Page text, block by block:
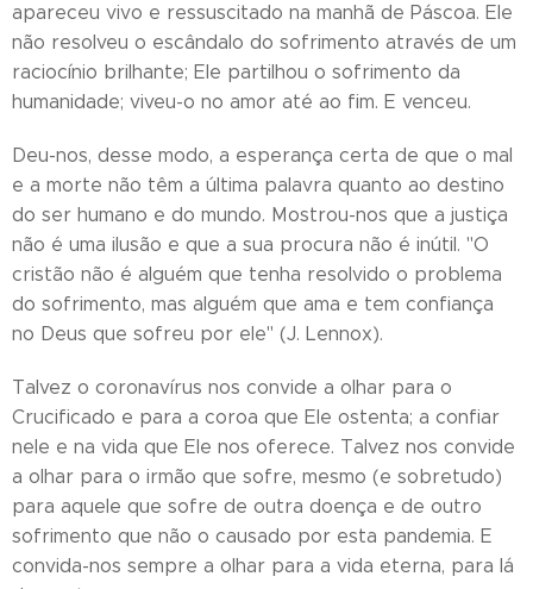
apareceu vivo e ressuscitado na manhã de Páscoa. Ele
não resolveu o escândalo do sofrimento através de um
raciocínio brilhante; Ele partilhou o sofrimento da
humanidade; viveu-o no amor até ao fim. E venceu.
Deu-nos, desse modo, a esperança certa de que o mal
e a morte não têm a última palavra quanto ao destino
do ser humano e do mundo. Mostrou-nos que a justiça
não é uma ilusão e que a sua procura não é inútil. "O
cristão não é alguém que tenha resolvido o problema
do sofrimento, mas alguém que ama e tem confiança
no Deus que sofreu por ele" (J. Lennox).
Talvez o coronavírus nos convide a olhar para o
Crucificado e para a coroa que Ele ostenta; a confiar
nele e na vida que Ele nos oferece. Talvez nos convide
a olhar para o irmão que sofre, mesmo (e sobretudo)
para aquele que sofre de outra doença e de outro
sofrimento que não o causado por esta pandemia. E
convida-nos sempre a olhar para a vida eterna, para lá